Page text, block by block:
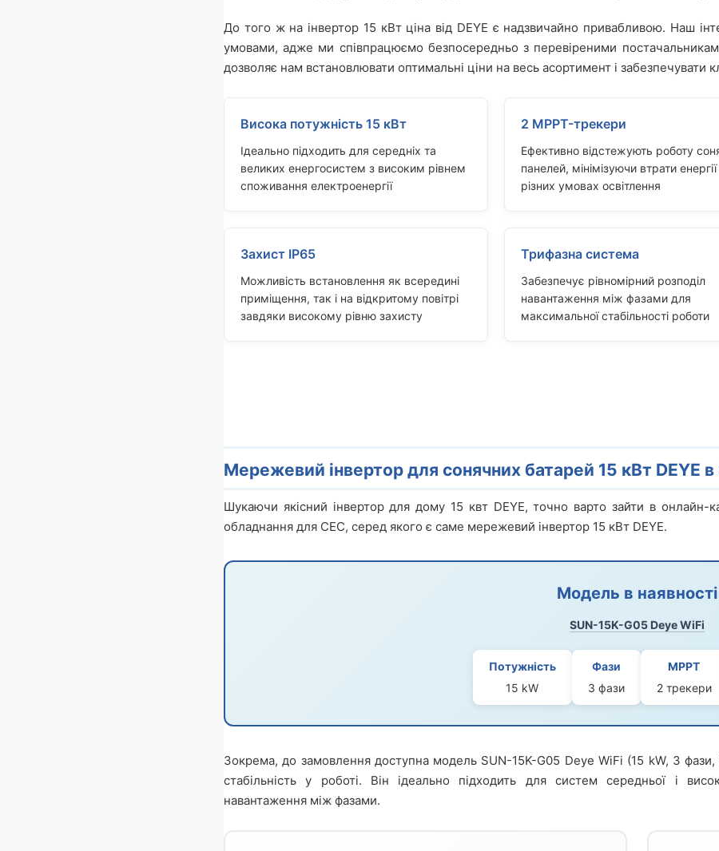
До того ж на інвертор 15 кВт ціна від DEYE є надзвичайно привабливою. Наш
умовами, адже ми співпрацюємо безпосередньо з перевіреними
дозволяє нам встановлювати оптимальні ціни на весь асортимент і забезпечувати
Висока потужність 15 кВт
Ідеально підходить для середніх та
великих енергосистем з високим рівнем
споживання електроенергії
2 MPPT-трекери
Ефективно відстежують роботу
панелей, мінімізуючи втрати
різних умовах освітлення
Захист IP65
Можливість встановлення як всередині
приміщення, так і на відкритому повітрі
завдяки високому рівню захисту
Трифазна система
Забезпечує рівномірний розподіл
навантаження між фазами для
максимальної стабільності роботи
Мережевий інвертор для сонячних батарей 15 кВт DEYE
Шукаючи якісний інвертор для дому 15 квт DEYE, точно варто зайти в
обладнання для СЕС, серед якого є саме мережевий інвертор 15 кВт DEYE.
Модель в наявності
SUN-15K-G05 Deye WiFi
Потужність
15 kW
Фази
3 фази
MPPT
2 трекери
Зокрема, до замовлення доступна модель SUN-15K-G05 Deye WiFi (15 kW, 3
стабільність у роботі. Він ідеально підходить для систем середньої і
навантаження між фазами.